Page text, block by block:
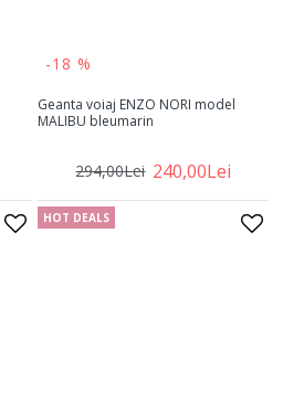
-18 %
Geanta voiaj ENZO NORI model
MALIBU bleumarin
240,00Lei
294,00Lei
HOT DEALS